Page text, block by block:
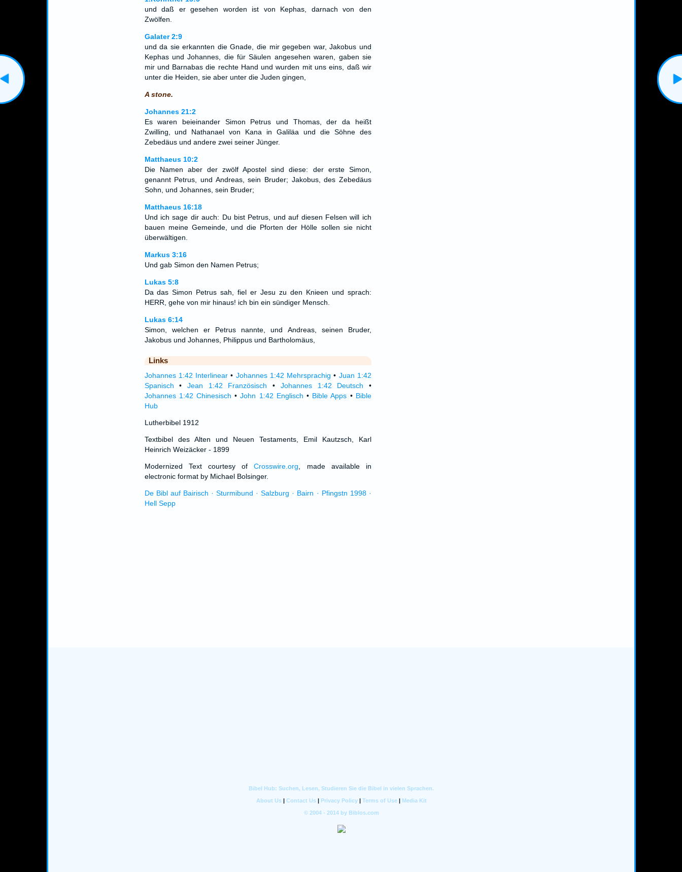
und daß er gesehen worden ist von Kephas, darnach von den
Zwölfen.
Galater 2:9
und da sie erkannten die Gnade, die mir gegeben war, Jakobus und
Kephas und Johannes, die für Säulen angesehen waren, gaben sie
mir und Barnabas die rechte Hand und wurden mit uns eins, daß wir
unter die Heiden, sie aber unter die Juden gingen,
A stone.
Johannes 21:2
Es waren beieinander Simon Petrus und Thomas, der da heißt
Zwilling, und Nathanael von Kana in Galiläa und die Söhne des
Zebedäus und andere zwei seiner Jünger.
Matthaeus 10:2
Die Namen aber der zwölf Apostel sind diese: der erste Simon,
genannt Petrus, und Andreas, sein Bruder; Jakobus, des Zebedäus
Sohn, und Johannes, sein Bruder;
Matthaeus 16:18
Und ich sage dir auch: Du bist Petrus, und auf diesen Felsen will ich
bauen meine Gemeinde, und die Pforten der Hölle sollen sie nicht
überwältigen.
Markus 3:16
Und gab Simon den Namen Petrus;
Lukas 5:8
Da das Simon Petrus sah, fiel er Jesu zu den Knieen und sprach:
HERR, gehe von mir hinaus! ich bin ein sündiger Mensch.
Lukas 6:14
Simon, welchen er Petrus nannte, und Andreas, seinen Bruder,
Jakobus und Johannes, Philippus und Bartholomäus,
Links
Johannes 1:42 Interlinear • Johannes 1:42 Mehrsprachig • Juan 1:42
Spanisch • Jean 1:42 Französisch • Johannes 1:42 Deutsch •
Johannes 1:42 Chinesisch •John 1:42 Englisch • Bible Apps • Bible
Hub
Lutherbibel 1912
Textbibel des Alten und Neuen Testaments, Emil Kautzsch, Karl
Heinrich Weizäcker - 1899
Modernized Text courtesy ofCrosswire.org , made available in
electronic format by Michael Bolsinger.
De Bibl auf Bairisch · Sturmibund · Salzburg · Bairn · Pfingstn 1998 ·
Hell Sepp